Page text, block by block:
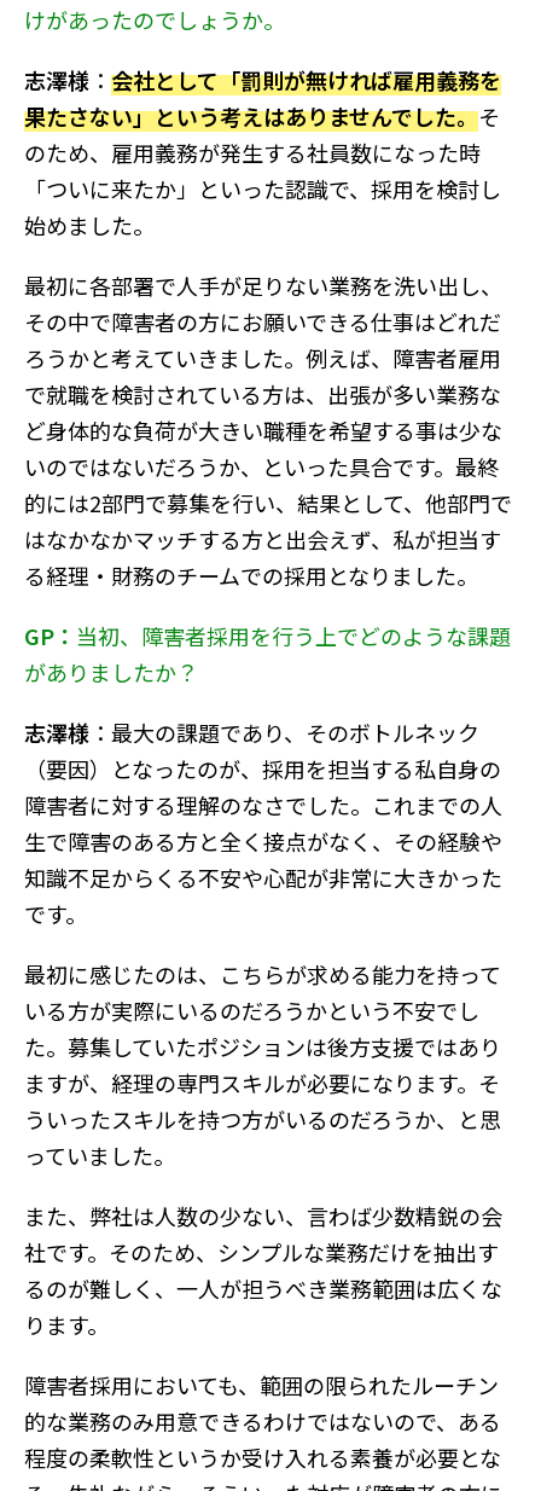
けがあったのでしょうか。
志澤様 ： 会社として「罰則が無ければ雇用義務を
果たさない」という考えはありませんでした。そ
のため、雇用義務が発生する社員数になった時
「ついに来たか」といった認識で、採用を検討し
始めました。
最初に各部署で人手が足りない業務を洗い出し、
その中で障害者の方にお願いできる仕事はどれだ
ろうかと考えていきました。例えば、障害者雇用
で就職を検討されている方は、出張が多い業務な
ど身体的な負荷が大きい職種を希望する事は少な
いのではないだろうか、といった具合です。最終
的には2部門で募集を行い、結果として、他部門で
はなかなかマッチする方と出会えず、私が担当す
る経理・財務のチームでの採用となりました。
GP： 当初、障害者採用を行う上でどのような課題
がありましたか？
志澤様 ：最大の課題であり、そのボトルネック
（要因）となったのが、採用を担当する私自身の
障害者に対する理解のなさでした。これまでの人
生で障害のある方と全く接点がなく、その経験や
知識不足からくる不安や心配が非常に大きかった
です。
最初に感じたのは、こちらが求める能力を持って
いる方が実際にいるのだろうかという不安でし
た。募集していたポジションは後方支援ではあり
ますが、経理の専門スキルが必要になります。そ
ういったスキルを持つ方がいるのだろうか、と思
っていました。
また、弊社は人数の少ない、言わば少数精鋭の会
社です。そのため、シンプルな業務だけを抽出す
るのが難しく、一人が担うべき業務範囲は広くな
ります。
障害者採用においても、範囲の限られたルーチン
的な業務のみ用意できるわけではないので、ある
程度の柔軟性というか受け入れる素養が必要とな